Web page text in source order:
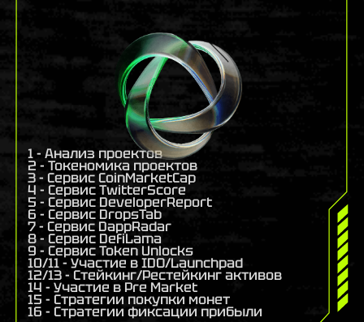
1 - Анализ проектов
2 - Токеномика проектов
3 - Сервис CoinMarketCap
4 - Сервис TwitterScore
5 - Сервис DeveloperReport
6 - Сервис DropsTab
7 - Сервис DappRadar
8 - Сервис DefiLama
9 - Сервис Token Unlocks
10/11 - Участие в IDO/Launchpad
12/13 - Стейкинг/Рестейкинг активов
14 - Участие в Pre Market
15 - Стратегии покупки монет
16 - Стратегии фиксации прибыли